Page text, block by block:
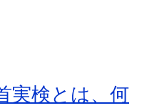
実検とは、何